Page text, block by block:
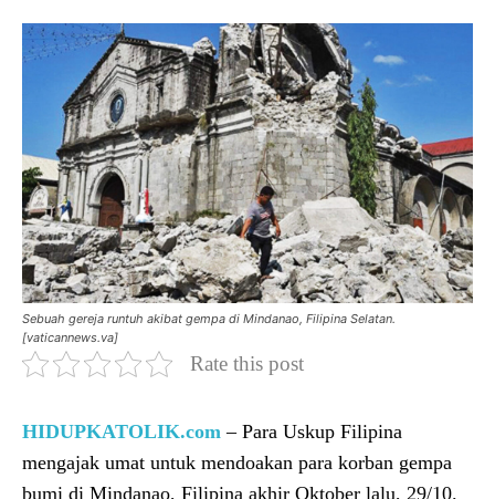
Sebuah gereja runtuh akibat gempa di Mindanao, Filipina Selatan.
[vaticannews.va]
Rate this post
HIDUPKATOLIK.com – Para Uskup Filipina
mengajak umat untuk mendoakan para korban gempa
bumi di Mindanao, Filipina akhir Oktober lalu, 29/10.